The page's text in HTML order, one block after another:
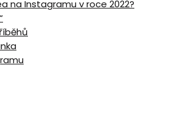
na Instagramu v roce 2022?